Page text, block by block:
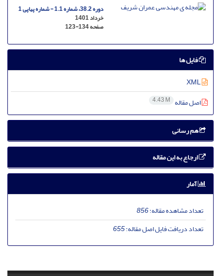
دوره 38.2، شماره 1.1 - شماره پیاپی 1
خرداد 1401
صفحه123-134
فایل ها
اصل مقاله 4.43 M
هم رسانی
ارجاع به این مقاله
آمار
تعداد مشاهده مقاله:856
تعداد دریافت فایل اصل مقاله:655